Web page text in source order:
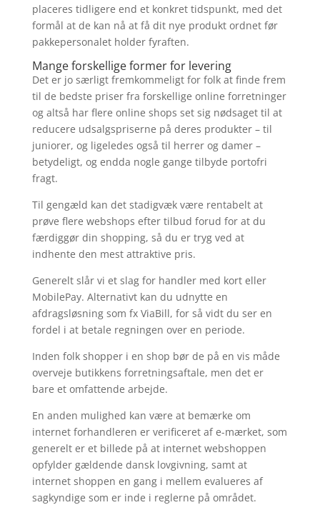
placeres tidligere end et konkret tidspunkt, med det
formål at de kan nå at få dit nye produkt ordnet før
pakkepersonalet holder fyraften.
Mange forskellige former for levering
Det er jo særligt fremkommeligt for folk at finde frem
til de bedste priser fra forskellige online forretninger
og altså har flere online shops set sig nødsaget til at
reducere udsalgspriserne på deres produkter – til
juniorer, og ligeledes også til herrer og damer –
betydeligt, og endda nogle gange tilbyde portofri
fragt.
Til gengæld kan det stadigvæk være rentabelt at
prøve flere webshops efter tilbud forud for at du
færdiggør din shopping, så du er tryg ved at
indhente den mest attraktive pris.
Generelt slår vi et slag for handler med kort eller
MobilePay. Alternativt kan du udnytte en
afdragsløsning som fx ViaBill, for så vidt du ser en
fordel i at betale regningen over en periode.
Inden folk shopper i en shop bør de på en vis måde
overveje butikkens forretningsaftale, men det er
bare et omfattende arbejde.
En anden mulighed kan være at bemærke om
internet forhandleren er verificeret af e-mærket, som
generelt er et billede på at internet webshoppen
opfylder gældende dansk lovgivning, samt at
internet shoppen en gang i mellem evalueres af
sagkyndige som er inde i reglerne på området.